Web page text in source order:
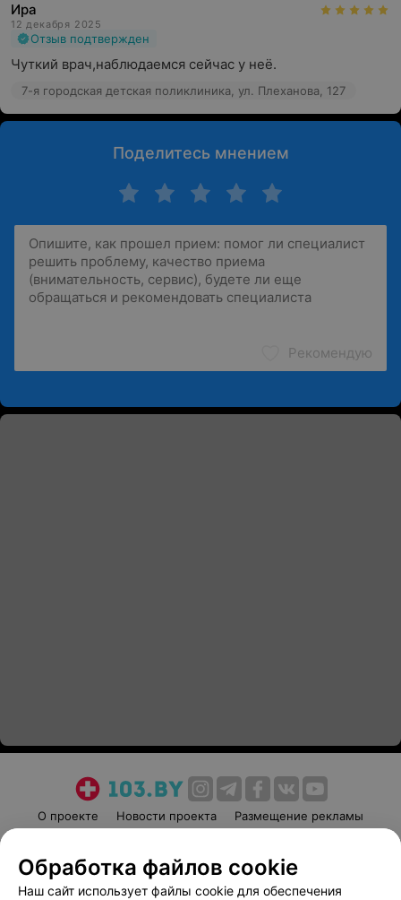
Ира
12 декабря 2025
Отзыв подтвержден
Чуткий врач,наблюдаемся сейчас у неё.
7-я городская детская поликлиника, ул. Плеханова, 127
Поделитесь мнением
Рекомендую
О проекте Новости проекта
Размещение рекламы
Пользовательское соглашение
Способы оплаты
Вакансии
Партнеры
Обработка файлов cookie
Наш сайт использует файлы cookie для обеспечения